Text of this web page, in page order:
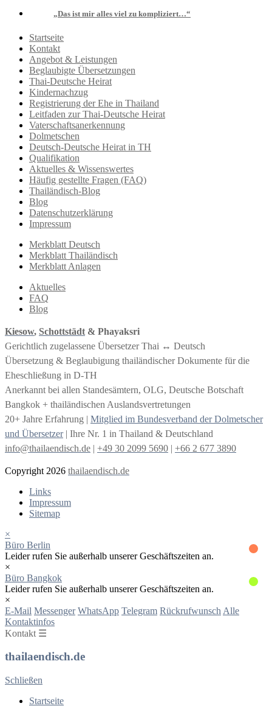
„Das ist mir alles viel zu kompliziert…“
Startseite
Kontakt
Angebot & Leistungen
Beglaubigte Übersetzungen
Thai-Deutsche Heirat
Kindernachzug
Registrierung der Ehe in Thailand
Leitfaden zur Thai-Deutsche Heirat
Vaterschaftsanerkennung
Dolmetschen
Deutsch-Deutsche Heirat in TH
Qualifikation
Aktuelles & Wissenswertes
Häufig gestellte Fragen (FAQ)
Thailändisch-Blog
Blog
Datenschutzerklärung
Impressum
Merkblatt Deutsch
Merkblatt Thailändisch
Merkblatt Anlagen
Aktuelles
FAQ
Blog
Kiesow, Schottstädt & Phayaksri
Gerichtlich zugelassene Übersetzer Thai ↔︎ Deutsch
Übersetzung & Beglaubigung thailändischer Dokumente für die
Eheschließung in D-TH
Anerkannt bei allen Standesämtern, OLG, Deutsche Botschaft
Bangkok + thailändischen Auslandsvertretungen
20+ Jahre Erfahrung | Mitglied im Bundesverband der Dolmetscher
und Übersetzer| Ihre Nr. 1 in Thailand & Deutschland
info@thailaendisch.de | +49 30 2099 5690 | +66 2 677 3890
Copyright 2026 thailaendisch.de
Links
Impressum
Sitemap
×
Büro Berlin
Leider rufen Sie außerhalb unserer Geschäftszeiten an.
×
Büro Bangkok
Leider rufen Sie außerhalb unserer Geschäftszeiten an.
×
E-Mail Messenger WhatsApp Telegram Rückrufwunsch Alle
Kontaktinfos
Kontakt ☰
thailaendisch.de
Schließen
Startseite